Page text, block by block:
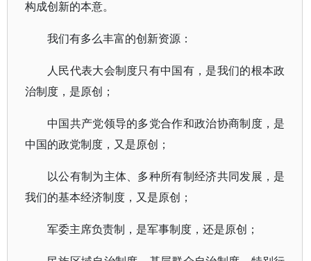
构成创新的本意。
我们有多么丰富的创新资源：
人民代表大会制度只有中国有，是我们的根本政
治制度，是原创；
中国共产党领导的多党合作和政治协商制度，是
中国的政党制度，又是原创；
以公有制为主体、多种所有制经济共同发展，是
我们的基本经济制度，又是原创；
军委主席负责制，是军事制度，还是原创；